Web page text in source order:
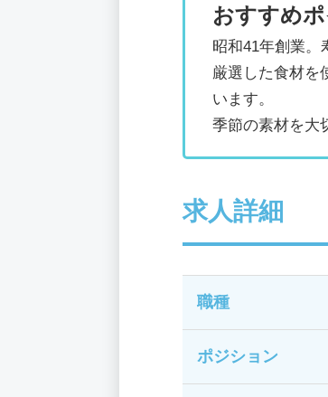
おすすめ
昭和41年創業。
厳選した食材を
います。
季節の素材を大
求人詳細
職種
ポジション